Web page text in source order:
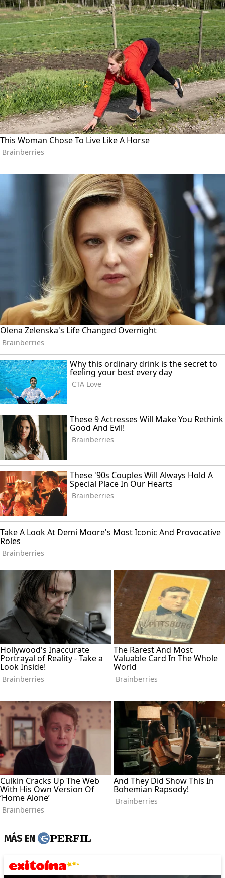
MÁS EN